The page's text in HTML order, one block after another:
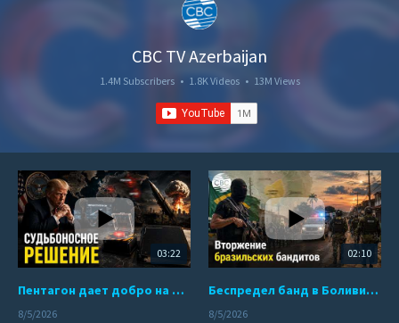
CBC TV Azerbaijan
1.4M Subscribers • 1.8K Videos • 13M Views
03:22
Пентагон дает добро на ядерный удар по противникам США
8/5/2026
02:10
Беспредел банд в Боливии. Расправы над наркоторговцами
8/5/2026